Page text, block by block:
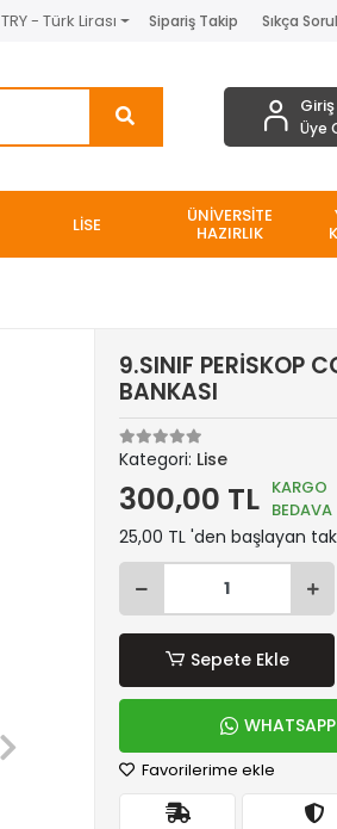
TRY - Türk Lirası Sipariş Takip Sıkça
Üye
LİSE ÜNİVERSİTE
HAZIRLIK
9.SINIF PERİSKOP
BANKASI
Kategori: Lise
300,00 TL KARGO
BEDAVA
25,00 TL 'den başlayan
Sepete Ekle
Favorilerime ekle